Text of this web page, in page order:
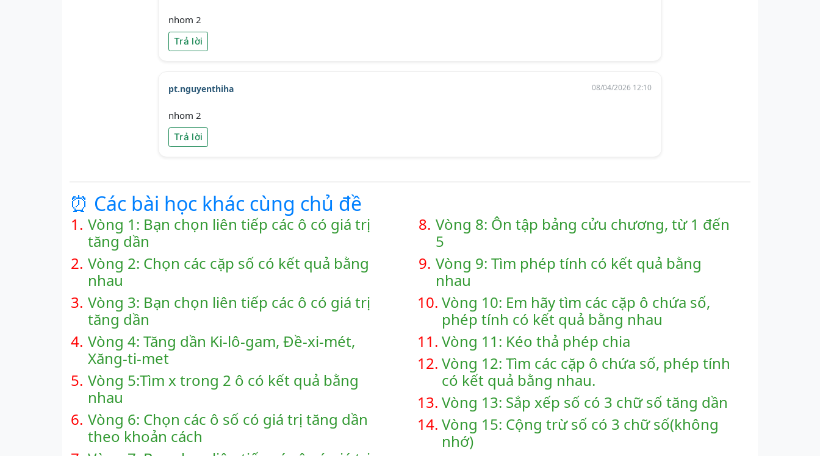
nhom 2
Trả lời
pt.nguyenthiha 08/04/2026 12:10
nhom 2
Trả lời
⏰ Các bài học khác cùng chủ đề
1. Vòng 1: Bạn chọn liên tiếp các ô có giá trị
tăng dần
2. Vòng 2: Chọn các cặp số có kết quả bằng
nhau
3. Vòng 3: Bạn chọn liên tiếp các ô có giá trị
tăng dần
4. Vòng 4: Tăng dần Ki-lô-gam, Đề-xi-mét,
Xăng-ti-met
5. Vòng 5:Tìm x trong 2 ô có kết quả bằng
nhau
6. Vòng 6: Chọn các ô số có giá trị tăng dần
theo khoản cách
8. Vòng 8: Ôn tập bảng cửu chương, từ 1 đến
5
9. Vòng 9: Tìm phép tính có kết quả bằng
nhau
10. Vòng 10: Em hãy tìm các cặp ô chứa số,
phép tính có kết quả bằng nhau
11. Vòng 11: Kéo thả phép chia
12. Vòng 12: Tìm các cặp ô chứa số, phép tính
có kết quả bằng nhau.
13. Vòng 13: Sắp xếp số có 3 chữ số tăng dần
14. Vòng 15: Cộng trừ số có 3 chữ số(không
nhớ)